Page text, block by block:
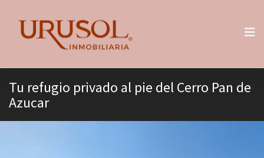
Tu refugio privado al pie del Cerro Pan de
Azucar